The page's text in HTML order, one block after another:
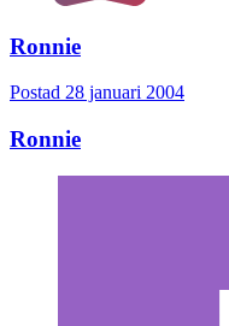
Ronnie
Postad 28 januari 2004
Ronnie